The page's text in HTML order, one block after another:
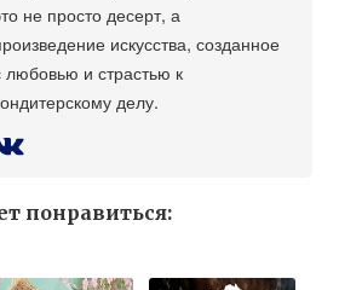
не просто десерт, а
искусства, созданное
любовью и страстью к
делу.
понравиться: